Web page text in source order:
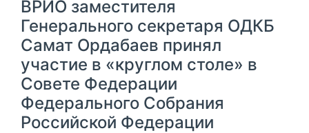
ВРИО заместителя
Генерального секретаря ОДКБ
Самат Ордабаев принял
участие в «круглом столе» в
Совете Федерации
Федерального Собрания
Российской Федерации